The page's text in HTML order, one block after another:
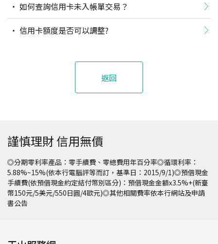
如何查詢信用卡未入帳單交易？
信用卡額度是否可以調整?
返回
謹慎理財 信用無價
◎分期零利率產品：零手續費、零總費用年百分率◎循環利率：
5.88%~15%(依本行電腦評等而訂，基準日：2015/9/1)◎預借現金
手續費(依預借現金約定結付幣別區分)：預借現金金額x3.5%+(新臺
幣150元/5美元/550日圓/4歐元)◎其他相關費率依本行網站及申請
書公告